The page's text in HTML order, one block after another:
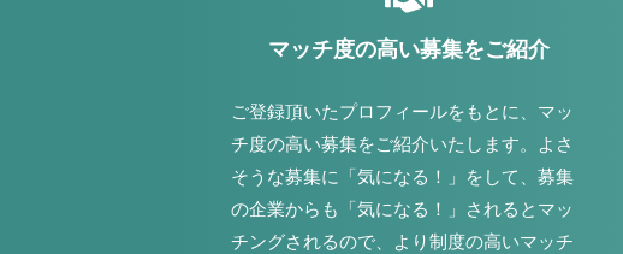
マッチ度の高い募集をご紹介
ご登録頂いたプロフィールをもとに、マッ
チ度の高い募集をご紹介いたします。よさ
そうな募集に「気になる！」をして、募集
の企業からも「気になる！」されるとマッ
チングされるので、より制度の高いマッチ